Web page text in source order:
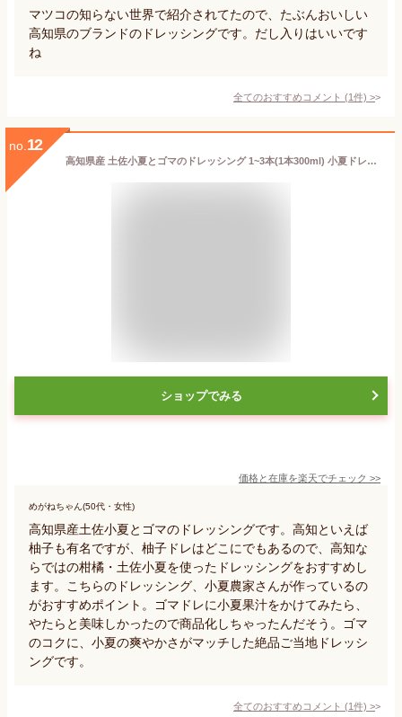
マツコの知らない世界で紹介されてたので、たぶんおいしい
高知県のブランドのドレッシングです。だし入りはいいです
ね
全てのおすすめコメント (1件) >
no. 12
高知県産 土佐小夏とゴマのドレッシング 1~3本(1本300ml) 小夏ドレッシング 小夏 ご当地グルメ ゴマドレッシング お取り寄せ ギフト 送料無料 父の日 ギフト プレゼントお歳暮
ショップでみる
価格と在庫を楽天でチェック >>
めがねちゃん(50代・女性)
高知県産土佐小夏とゴマのドレッシングです。高知といえば
柚子も有名ですが、柚子ドレはどこにでもあるので、高知な
らではの柑橘・土佐小夏を使ったドレッシングをおすすめし
ます。こちらのドレッシング、小夏農家さんが作っているの
がおすすめポイント。ゴマドレに小夏果汁をかけてみたら、
やたらと美味しかったので商品化しちゃったんだそう。ゴマ
のコクに、小夏の爽やかさがマッチした絶品ご当地ドレッシ
ングです。
全てのおすすめコメント (1件) >